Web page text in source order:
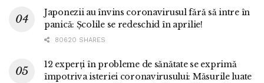
Japonezii au învins coronavirusul fără să intre în
panică: Școlile se redeschid în aprilie!
80620 SHARES
12 experți în probleme de sănătate se exprimă
împotriva isteriei coronavirusului: Măsurile luate